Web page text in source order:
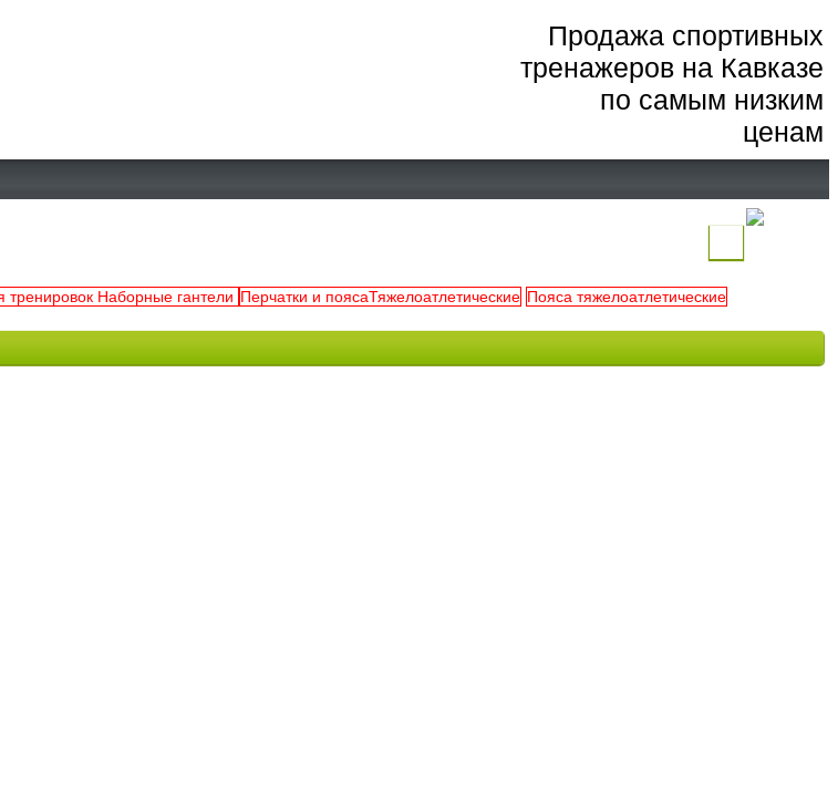
Продажа спортивных
тренажеров на Кавказе
по самым низким
ценам
тренировок Наборные гантели Перчатки и поясаТяжелоатлетические Пояса тяжелоатлетические